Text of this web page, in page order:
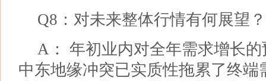
Q8：对未来整体行情有何展望？
A： 年初业内对全年需求增长
中东地缘冲突已实质性拖累了终